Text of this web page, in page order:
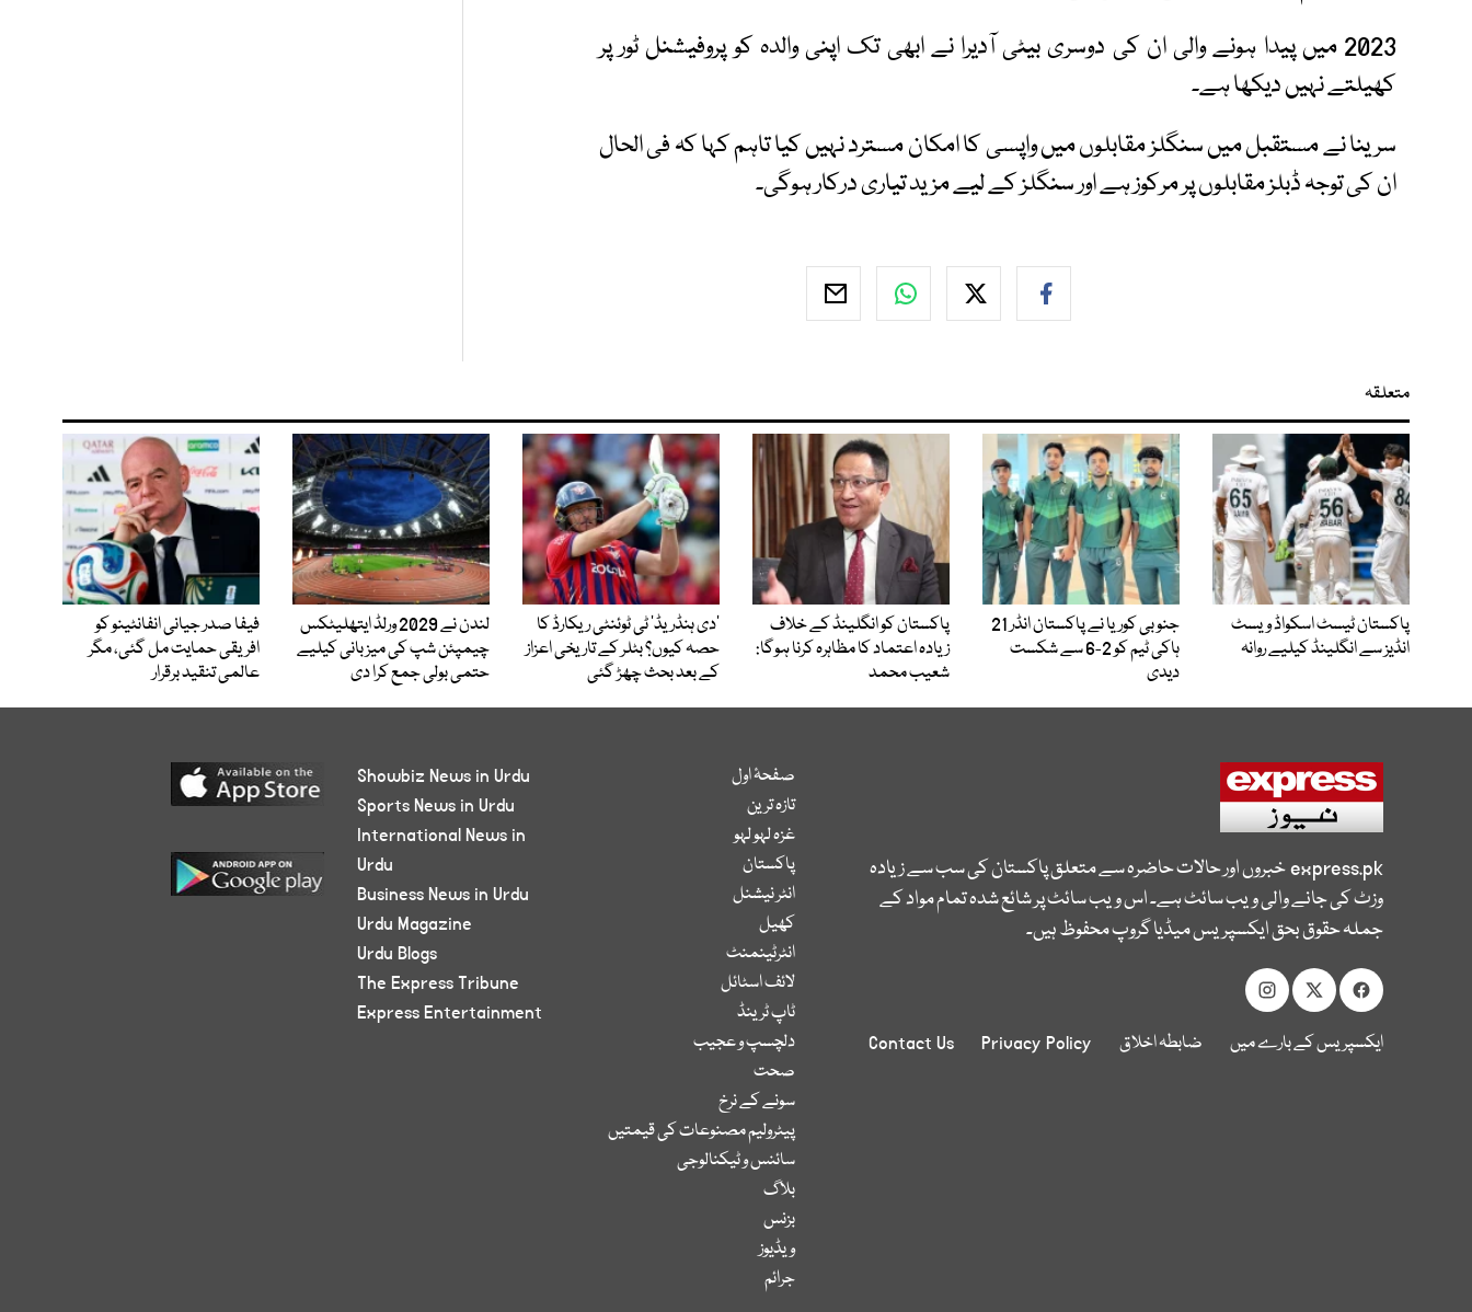
2023 میں پیدا ہونے والی ان کی دوسری بیٹی آدیرا نے ابھی تک اپنی والدہ کو پروفیشنل ٹور پر
کھیلتے نہیں دیکھا ہے۔
سرینا نے مستقبل میں سنگلز مقابلوں میں واپسی کا امکان مسترد نہیں کیا تاہم کہا کہ فی الحال
ان کی توجہ ڈبلز مقابلوں پر مرکوز ہے اور سنگلز کے لیے مزید تیاری درکار ہوگی۔
متعلقہ
پاکستان ٹیسٹ اسکواڈ ویسٹ
انڈیز سے انگلینڈ کیلیے روانہ
جنوبی کوریا نے پاکستان انڈر 21
ہاکی ٹیم کو 2-6 سے شکست
دیدی
پاکستان کو انگلینڈ کے خلاف
زیادہ اعتماد کا مظاہرہ کرنا ہوگا:
شعیب محمد
’دی ہنڈریڈ‘ ٹی ٹوئنٹی ریکارڈ کا
حصہ کیوں؟ بٹلر کے تاریخی اعزاز
کے بعد بحث چھڑ گئی
لندن نے 2029 ورلڈ ایتھلیٹکس
چیمپئن شپ کی میزبانی کیلیے
حتمی بولی جمع کرا دی
فیفا صدر جیانی انفانٹینو کو
افریقی حمایت مل گئی، مگر
عالمی تنقید برقرار
express.pkخبروں اور حالات حاضرہ سے متعلق پاکستان کی سب سے زیادہ
وزٹ کی جانے والی ویب سائٹ ہے۔ اس ویب سائٹ پر شائع شدہ تمام مواد کے
جملہ حقوق بحق ایکسپریس میڈیا گروپ محفوظ ہیں۔
ایکسپریس کے بارے میں ضابطہ اخلاق Privacy Policy
Contact Us
صفحۂ اول
تازہ ترین
غزہ لہو لہو
پاکستان
انٹر نیشنل
کھیل
انٹرٹینمنٹ
لائف اسٹائل
ٹاپ ٹرینڈ
دلچسپ و عجیب
صحت
سونے کے نرخ
پیٹرولیم مصنوعات کی قیمتیں
سائنس و ٹیکنالوجی
بلاگ
بزنس
ویڈیوز
جرائم
Showbiz News in Urdu
Sports News in Urdu
International News in
Urdu
Business News in Urdu
Urdu Magazine
Urdu Blogs
The Express Tribune
Express Entertainment